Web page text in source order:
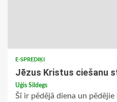
E-SPREDIĶI
Jēzus Kristus ciešanu
Uģis Sildegs
Šī ir pēdējā diena un